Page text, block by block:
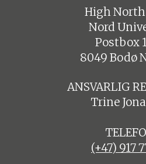
High North
Nord
Postbox
8049 Bodø
ANSVARLIG
Trine
(+47) 917